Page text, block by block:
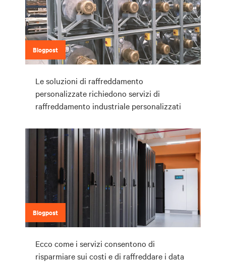
Blogpost
Le soluzioni di raffreddamento
personalizzate richiedono servizi di
raffreddamento industriale personalizzati
Blogpost
Ecco come i servizi consentono di
risparmiare sui costi e di raffreddare i data